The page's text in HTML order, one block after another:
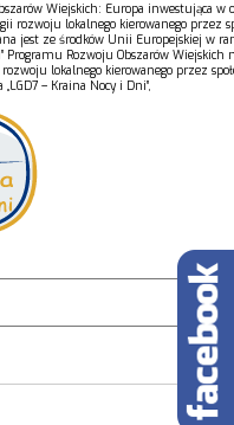
Wiejskich: Europa inwestująca w
rozwoju lokalnego kierowanego przez
jest ze środków Unii Europejskiej w
Programu Rozwoju Obszarów Wiejskich
lokalnego kierowanego przez
– Kraina Nocy i Dni”,